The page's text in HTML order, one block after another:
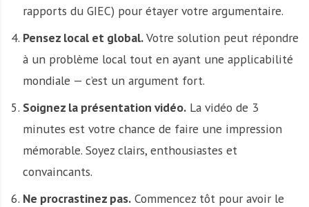
rapports du GIEC) pour étayer votre argumentaire.
Pensez local et global.Votre solution peut répondre
à un problème local tout en ayant une applicabilité
mondiale — c’est un argument fort.
Soignez la présentation vidéo.La vidéo de 3
minutes est votre chance de faire une impression
mémorable. Soyez clairs, enthousiastes et
convaincants.
Ne procrastinez pas.Commencez tôt pour avoir le